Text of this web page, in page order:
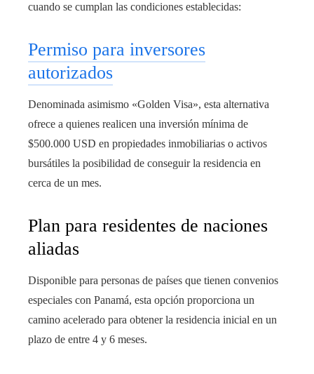
cuando se cumplan las condiciones establecidas:
Permiso para inversores
autorizados
Denominada asimismo «Golden Visa», esta alternativa
ofrece a quienes realicen una inversión mínima de
$500.000 USD en propiedades inmobiliarias o activos
bursátiles la posibilidad de conseguir la residencia en
cerca de un mes.
Plan para residentes de naciones
aliadas
Disponible para personas de países que tienen convenios
especiales con Panamá, esta opción proporciona un
camino acelerado para obtener la residencia inicial en un
plazo de entre 4 y 6 meses.